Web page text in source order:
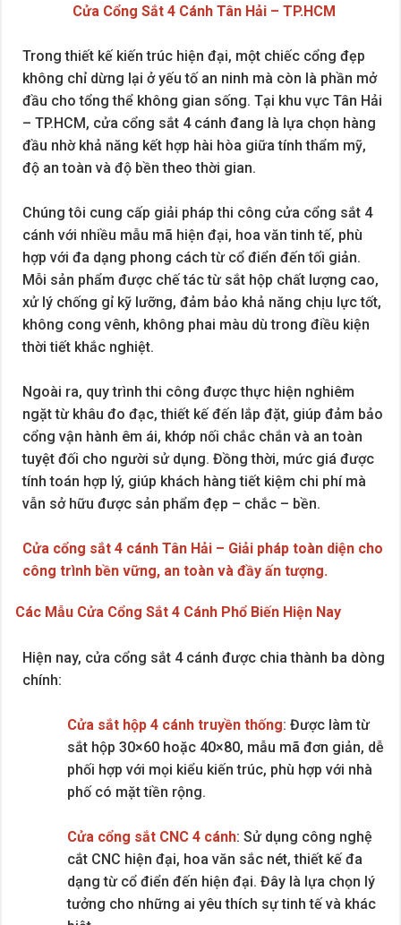
Cửa Cổng Sắt 4 Cánh Tân Hải – TP.HCM
Trong thiết kế kiến trúc hiện đại, một chiếc cổng đẹp
không chỉ dừng lại ở yếu tố an ninh mà còn là phần mở
đầu cho tổng thể không gian sống. Tại khu vực Tân Hải
– TP.HCM, cửa cổng sắt 4 cánh đang là lựa chọn hàng
đầu nhờ khả năng kết hợp hài hòa giữa tính thẩm mỹ,
độ an toàn và độ bền theo thời gian.
Chúng tôi cung cấp giải pháp thi công cửa cổng sắt 4
cánh với nhiều mẫu mã hiện đại, hoa văn tinh tế, phù
hợp với đa dạng phong cách từ cổ điển đến tối giản.
Mỗi sản phẩm được chế tác từ sắt hộp chất lượng cao,
xử lý chống gỉ kỹ lưỡng, đảm bảo khả năng chịu lực tốt,
không cong vênh, không phai màu dù trong điều kiện
thời tiết khắc nghiệt.
Ngoài ra, quy trình thi công được thực hiện nghiêm
ngặt từ khâu đo đạc, thiết kế đến lắp đặt, giúp đảm bảo
cổng vận hành êm ái, khớp nối chắc chắn và an toàn
tuyệt đối cho người sử dụng. Đồng thời, mức giá được
tính toán hợp lý, giúp khách hàng tiết kiệm chi phí mà
vẫn sở hữu được sản phẩm đẹp – chắc – bền.
Cửa cổng sắt 4 cánh Tân Hải – Giải pháp toàn diện cho
công trình bền vững, an toàn và đầy ấn tượng.
Các Mẫu Cửa Cổng Sắt 4 Cánh Phổ Biến Hiện Nay
Hiện nay, cửa cổng sắt 4 cánh được chia thành ba dòng
chính:
Cửa sắt hộp 4 cánh truyền thống: Được làm từ
sắt hộp 30×60 hoặc 40×80, mẫu mã đơn giản, dễ
phối hợp với mọi kiểu kiến trúc, phù hợp với nhà
phố có mặt tiền rộng.
Cửa cổng sắt CNC 4 cánh: Sử dụng công nghệ
cắt CNC hiện đại, hoa văn sắc nét, thiết kế đa
dạng từ cổ điển đến hiện đại. Đây là lựa chọn lý
tưởng cho những ai yêu thích sự tinh tế và khác